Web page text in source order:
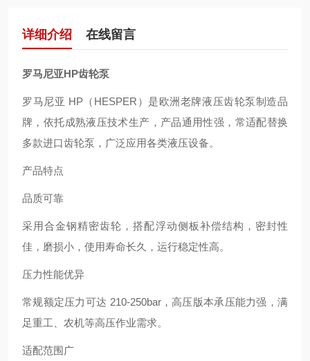
详细介绍 在线留言
罗马尼亚HP齿轮泵
罗马尼亚 HP（HESPER）是欧洲老牌液压齿轮泵制造品
牌，依托成熟液压技术生产，产品通用性强，常适配替换
多款进口齿轮泵，广泛应用各类液压设备。
产品特点
品质可靠
采用合金钢精密齿轮，搭配浮动侧板补偿结构，密封性
佳，磨损小，使用寿命长久，运行稳定性高。
压力性能优异
常规额定压力可达 210-250bar，高压版本承压能力强，满
足重工、农机等高压作业需求。
适配范围广